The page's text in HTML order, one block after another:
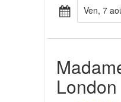
ven, 7
London